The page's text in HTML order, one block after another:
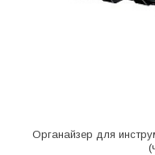
Органайзер для